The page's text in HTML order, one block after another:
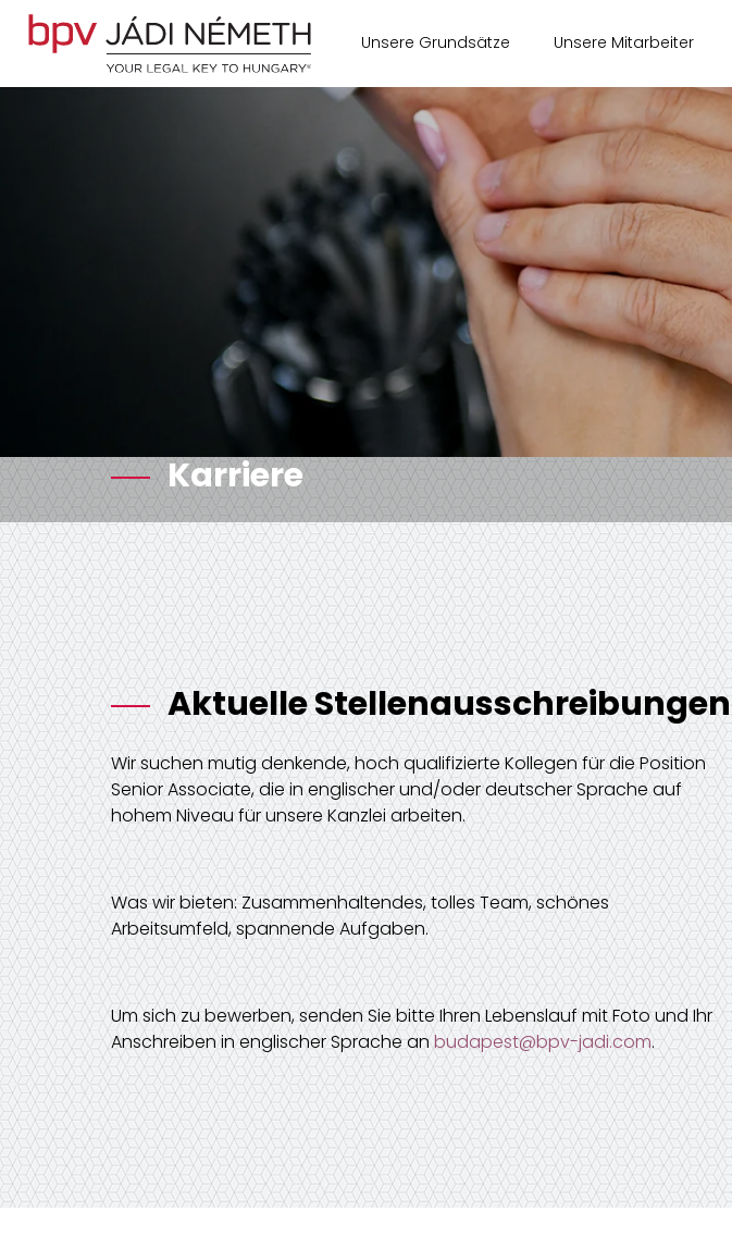
Unsere Grundsätze Unsere Mitarbeiter
Karriere
Aktuelle Stellenausschreibungen
Wir suchen mutig denkende, hoch qualifizierte Kollegen für die Position
Senior Associate, die in englischer und/oder deutscher Sprache auf
hohem Niveau für unsere Kanzlei arbeiten.
Was wir bieten: Zusammenhaltendes, tolles Team, schönes
Arbeitsumfeld, spannende Aufgaben.
Um sich zu bewerben, senden Sie bitte Ihren Lebenslauf mit Foto und Ihr
Anschreiben in englischer Sprache anbudapest@bpv-jadi.com.